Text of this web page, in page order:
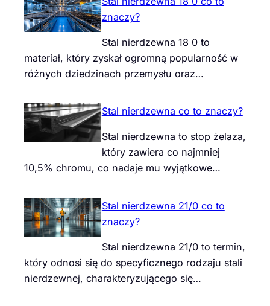
znaczy?
Stal nierdzewna 18 0 to
materiał, który zyskał ogromną popularność w
różnych dziedzinach przemysłu oraz…
Stal nierdzewna co to znaczy?
Stal nierdzewna to stop żelaza,
który zawiera co najmniej
10,5% chromu, co nadaje mu wyjątkowe…
Stal nierdzewna 21/0 co to
znaczy?
Stal nierdzewna 21/0 to termin,
który odnosi się do specyficznego rodzaju stali
nierdzewnej, charakteryzującego się…